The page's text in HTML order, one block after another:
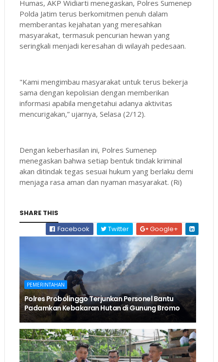
Humas, AKP Widiarti menegaskan, Polres Sumenep
Polda Jatim terus berkomitmen penuh dalam
memberantas kejahatan yang meresahkan
masyarakat, termasuk pencurian hewan yang
seringkali menjadi keresahan di wilayah pedesaan.
"Kami mengimbau masyarakat untuk terus bekerja
sama dengan kepolisian dengan memberikan
informasi apabila mengetahui adanya aktivitas
mencurigakan,” ujarnya, Selasa (2/12).
Dengan keberhasilan ini, Polres Sumenep
menegaskan bahwa setiap bentuk tindak kriminal
akan ditindak tegas sesuai hukum yang berlaku demi
menjaga rasa aman dan nyaman masyarakat. (Ri)
SHARE THIS
Facebook
Twitter Google+
PEMERINTAHAN
Polres Probolinggo Terjunkan Personel Bantu
Padamkan Kebakaran Hutan di Gunung Bromo